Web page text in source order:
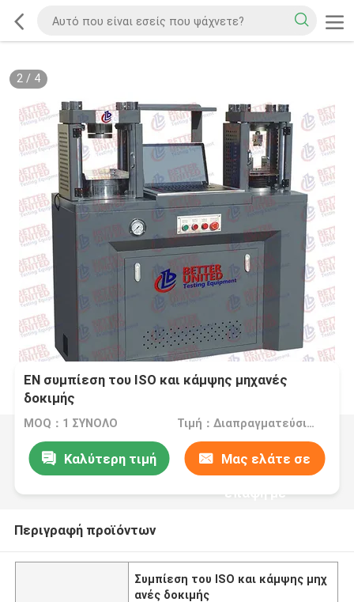
2/ 4
EN συμπίεση του ISO και κάμψης μηχανές
δοκιμής
MOQ：1 ΣΥΝΟΛΟ Τιμή：Διαπραγματεύσιμος
Καλύτερη τιμή Μας ελάτε σε
επαφή με
Περιγραφή προϊόντων
Συμπίεση του ISO και κάμψης μηχ
ανές δοκιμής